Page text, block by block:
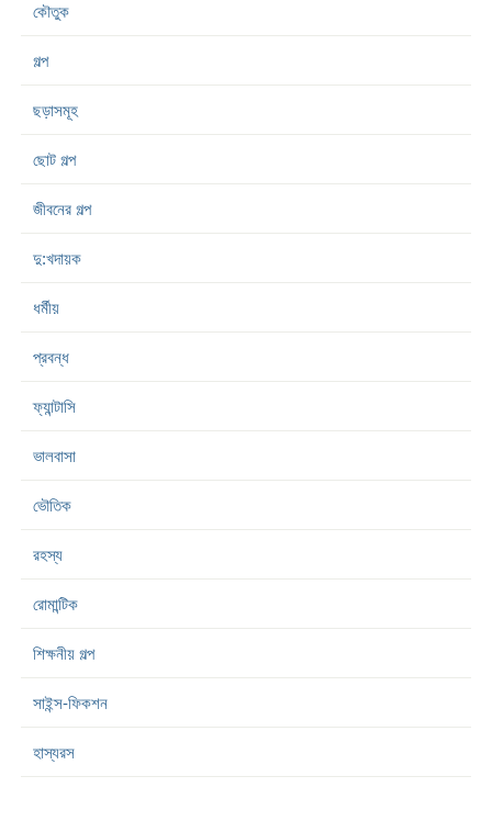
কৌতুক
গল্প
ছড়াসমূহ
ছোট গল্প
জীবনের গল্প
দু:খদায়ক
ধর্মীয়
প্রবন্ধ
ফ্যান্টাসি
ভালবাসা
ভৌতিক
রহস্য
রোমান্টিক
শিক্ষনীয় গল্প
সাইন্স-ফিকশন
হাস্যরস